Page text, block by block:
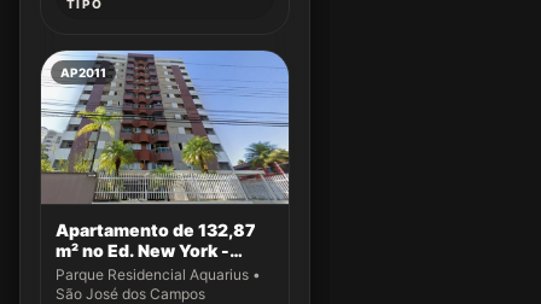
TIPO
AP2011
Apartamento de 132,87
m² no Ed. New York -
Apto 43
Parque Residencial Aquarius •
São José dos Campos